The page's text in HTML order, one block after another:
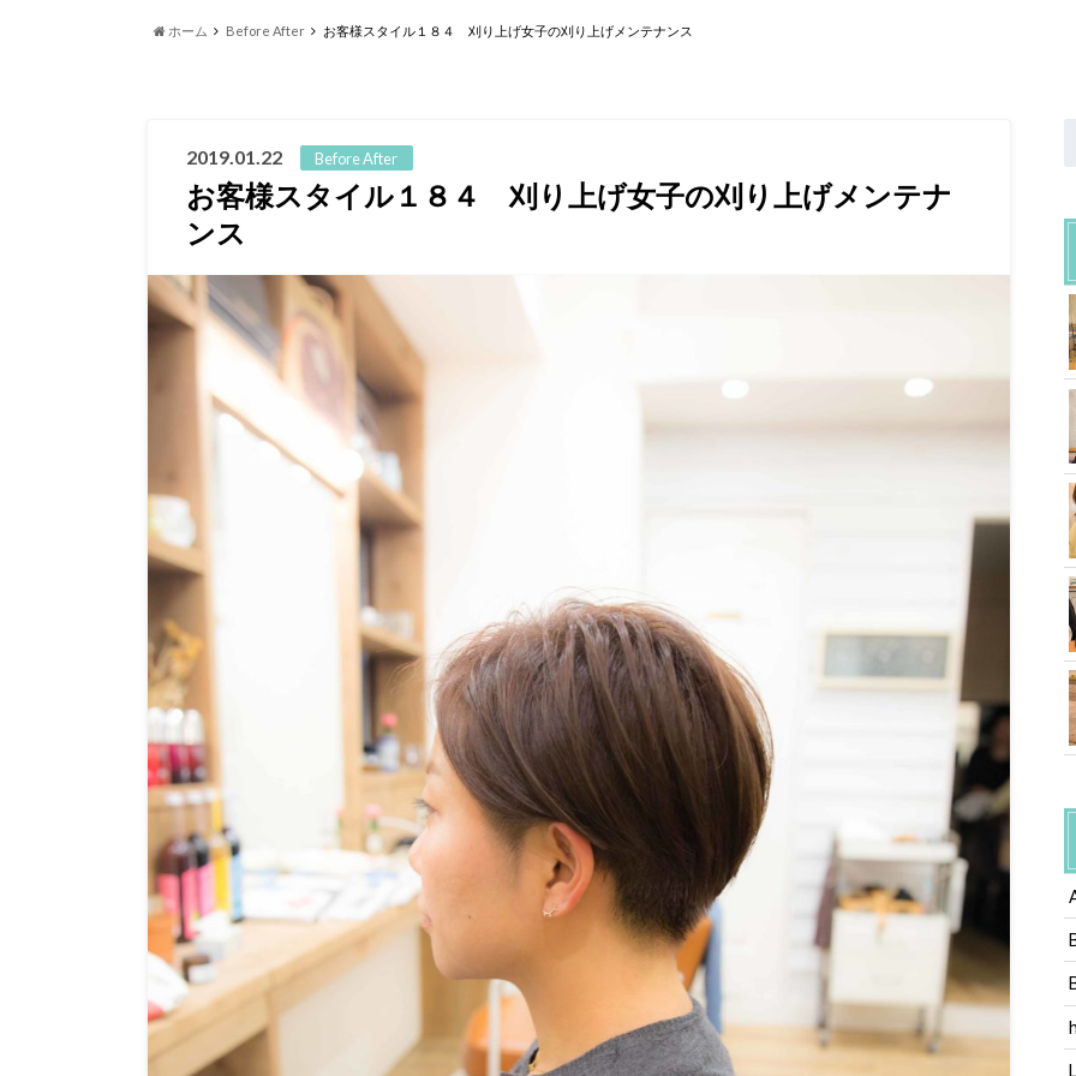
ホーム Before After お客様スタイル１８４ 刈り上げ女子の刈り上げメンテナンス
2019.01.22 Before After
お客様スタイル１８４ 刈り上げ女子の刈り上げメンテナ
ンス